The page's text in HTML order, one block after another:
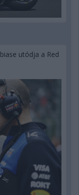
utódja a Red